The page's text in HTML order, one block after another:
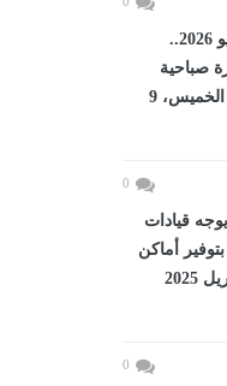
طقس الخميس 9 يوليو 2026..
صباحية
والأرصاد تكشف درجات...اليوم الخميس، 9
0
قيادات
أماكن
في رحلات...اليوم الأربعاء، 2 أبريل 2025
0